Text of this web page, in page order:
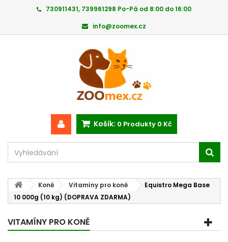
730911431, 739961298 Po-Pá od 8:00 do 16:00
info@zoomex.cz
Košík: 0 Produkty 0 Kč
Koně Vitamíny pro koně
Equistro Mega Base
10 000g (10 kg) (DOPRAVA ZDARMA)
VITAMÍNY PRO KONĚ